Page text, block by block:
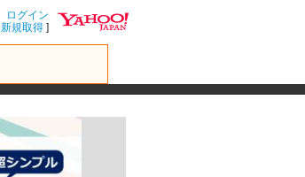
ログイン
新規取得 ]